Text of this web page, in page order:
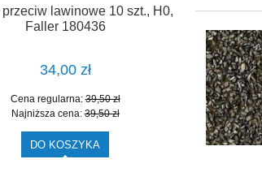
przeciw lawinowe 10 szt., H0,
Faller 180436
34,00 zł
Cena regularna:39,50 zł
Najniższa cena:39,50 zł
DO KOSZYKA